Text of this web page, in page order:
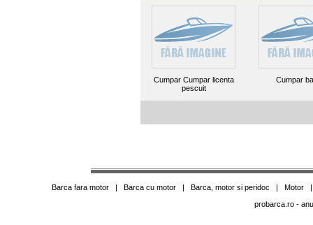
Cumpar Cumpar licenta
pescuit
Cumpar
Barca fara motor| Barca cu motor| Barca, motor si peridoc | Motor
probarca.ro-